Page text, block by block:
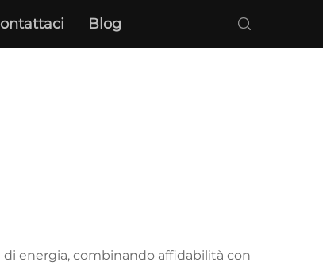
Blog
energia, combinando affidabilità con